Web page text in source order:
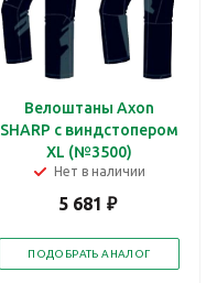
Велоштаны Axon
SHARP с виндстопером
XL (№3500)
Нет в наличии
5 681 ₽
ПОДОБРАТЬ АНАЛОГ